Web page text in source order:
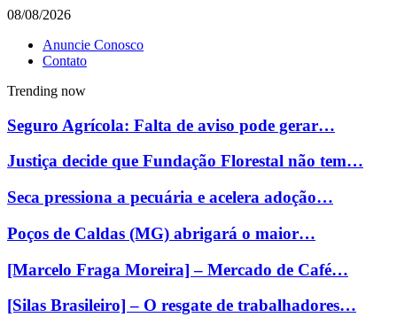
08/08/2026
Anuncie Conosco
Contato
Trending now
Seguro Agrícola: Falta de aviso pode gerar…
Justiça decide que Fundação Florestal não tem…
Seca pressiona a pecuária e acelera adoção…
Poços de Caldas (MG) abrigará o maior…
[Marcelo Fraga Moreira] – Mercado de Café…
[Silas Brasileiro] – O resgate de trabalhadores…